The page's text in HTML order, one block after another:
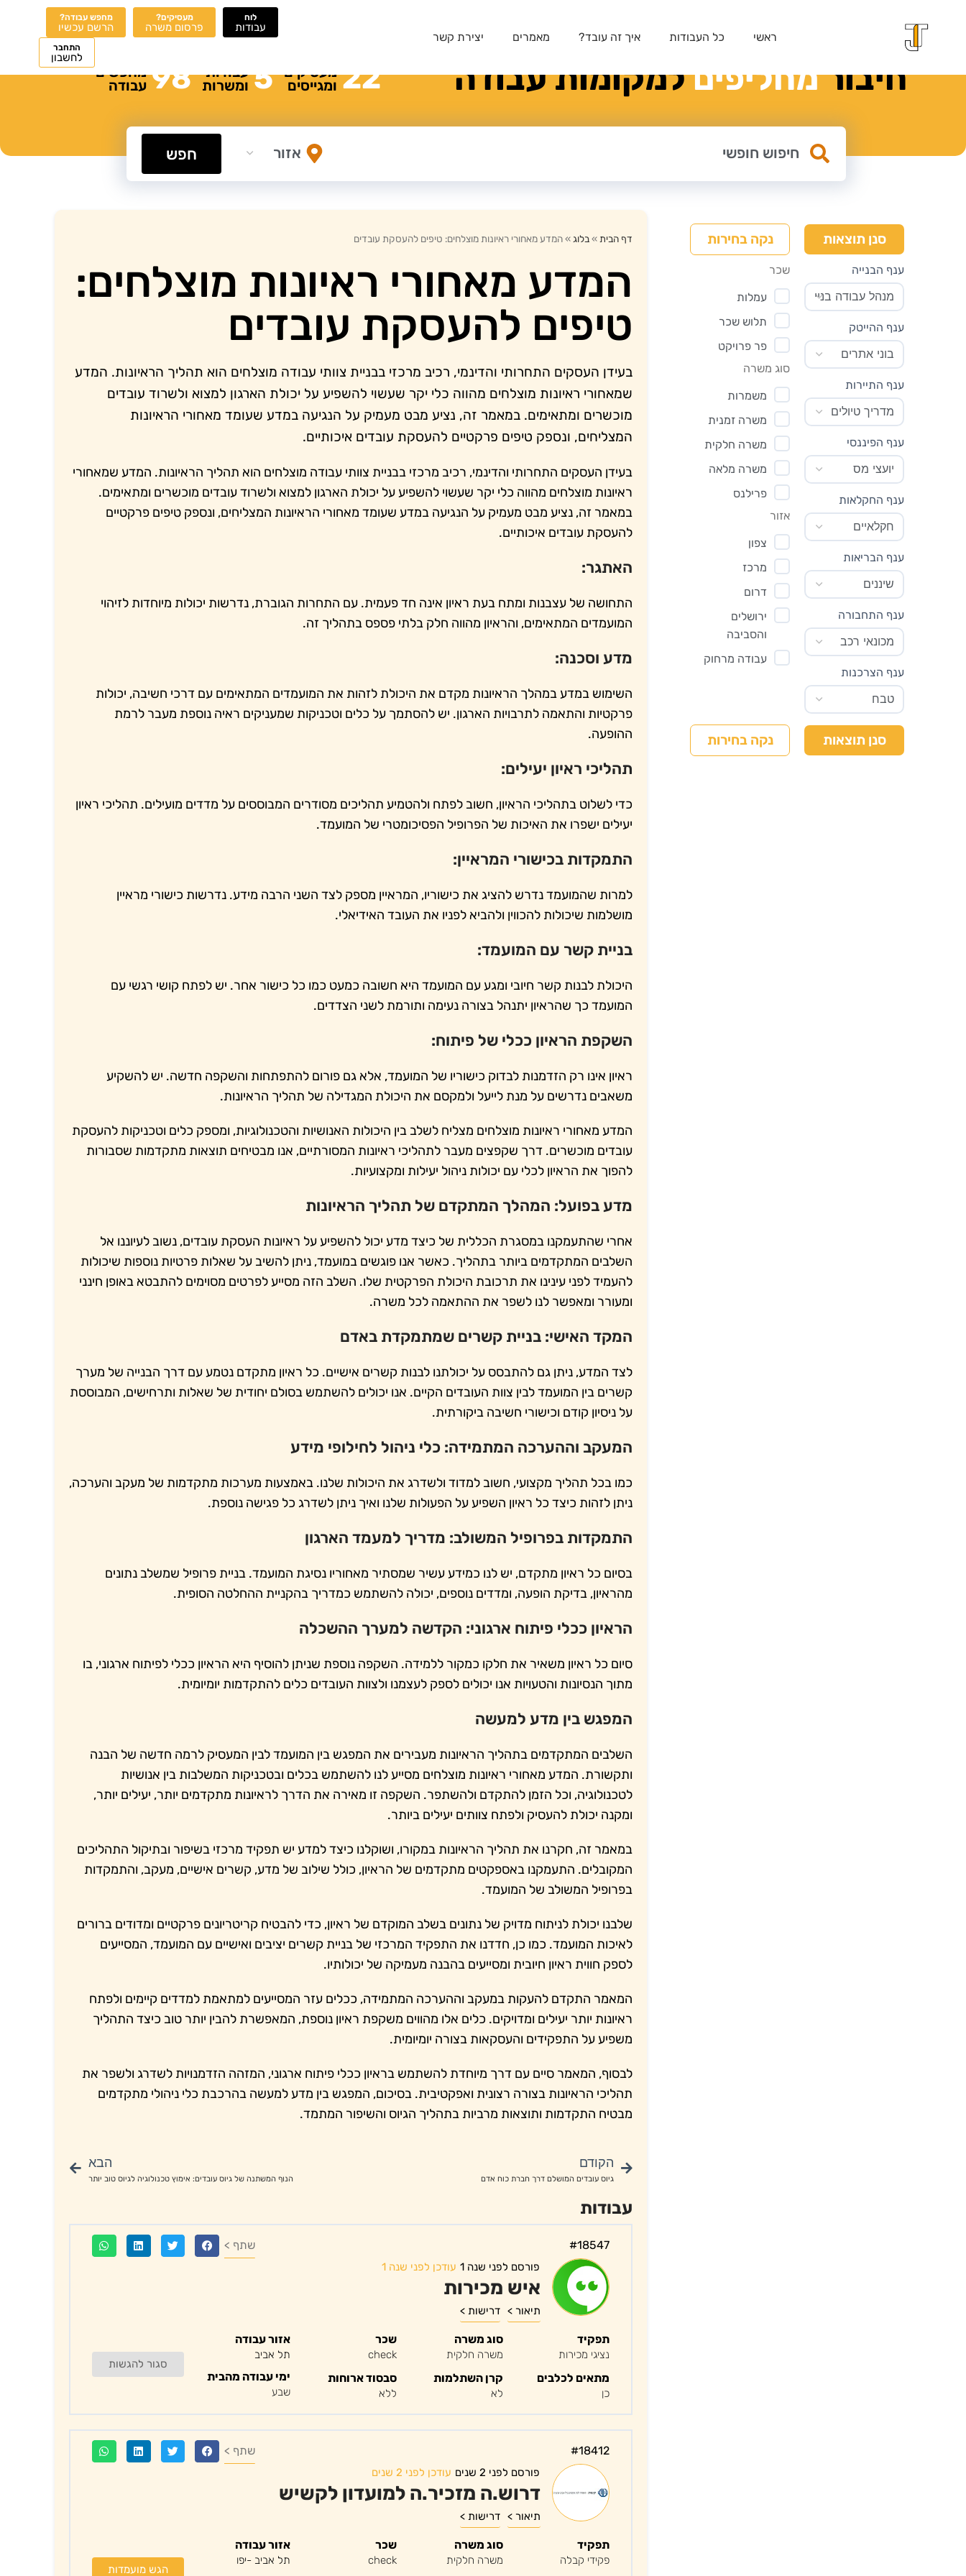
ראשי כל העבודות איך זה עובד? מאמרים יצירת קשר
לוח
עבודות
מעסיקים?
פרסום משרה
מחפש עבודה?
הרשם עכשיו
התחבר
לחשבון חיבורמחליפיםלמקומותעבודה 22 מעסיקים
ומגייסים 5 עבודות
ומשרות 98 מחפשים
עבודה
חפש
סנן תוצאות נקה בחירות
ענף הבנייה
ענף ההייטק
ענף התיירות
ענף הפיננסי
ענף החקלאות
ענף הבריאות
ענף התחבורה
ענף הצרכנות
שכר
עמלות
תלוש שכר
פר פרויקט
סוג משרה
משמרות
משרה זמנית
משרה חלקית
משרה מלאה
פרילנס
אזור
צפון
מרכז
דרום
ירושלים
והסביבה
עבודה מרחוק
סנן תוצאות נקה בחירות
דף הבית »בלוג »המדע מאחורי ראיונות מוצלחים: טיפים להעסקת עובדים
המדע מאחורי ראיונות מוצלחים:
טיפים להעסקת עובדים
בעידן העסקים התחרותי והדינמי, רכיב מרכזי בבניית צוותי עבודה מוצלחים הוא תהליך הראיונות. המדע
שמאחורי ראיונות מוצלחים מהווה כלי יקר שעשוי להשפיע על יכולת הארגון למצוא ולשרוד עובדים
מוכשרים ומתאימים. במאמר זה, נציע מבט מעמיק על הנגיעה במדע שעומד מאחורי הראיונות
המצליחים, ונספק טיפים פרקטיים להעסקת עובדים איכותיים.
בעידן העסקים התחרותי והדינמי, רכיב מרכזי בבניית צוותי עבודה מוצלחים הוא תהליך הראיונות. המדע שמאחורי
ראיונות מוצלחים מהווה כלי יקר שעשוי להשפיע על יכולת הארגון למצוא ולשרוד עובדים מוכשרים ומתאימים.
במאמר זה, נציע מבט מעמיק על הנגיעה במדע שעומד מאחורי הראיונות המצליחים, ונספק טיפים פרקטיים
להעסקת עובדים איכותיים.
האתגר:
התחושה של עצבנות ומתח בעת ראיון אינה חד פעמית. עם התחרות הגוברת, נדרשות יכולות מיוחדות לזיהוי
המועמדים המתאימים, והראיון מהווה חלק בלתי פספס בתהליך זה.
מדע וסכנה:
השימוש במדע במהלך הראיונות מקדם את היכולת לזהות את המועמדים המתאימים עם דרכי חשיבה, יכולות
פרקטיות והתאמה לתרבויות הארגון. יש להסתמך על כלים וטכניקות שמעניקים ראיה נוספת מעבר לרמת
ההופעה.
תהליכי ראיון יעילים:
כדי לשלוט בתהליכי הראיון, חשוב לפתח ולהטמיע תהליכים מסודרים המבוססים על מדדים מועילים. תהליכי ראיון
יעילים ישפרו את האיכות של הפרופיל הפסיכומטרי של המועמד.
התמקדות בכישורי המראיין:
למרות שהמועמד נדרש להציג את כישוריו, המראיין מספק לצד השני הרבה מידע. נדרשות כישורי מראיין
מושלמות שיכולות להכווין ולהביא לפניו את העובד האידיאלי.
בניית קשר עם המועמד:
היכולת לבנות קשר חיובי ומגע עם המועמד היא חשובה כמעט כמו כל כישור אחר. יש לפתח קושי רגשי עם
המועמד כך שהראיון יתנהל בצורה נעימה ותורמת לשני הצדדים.
השקפת הראיון ככלי של פיתוח:
ראיון אינו רק הזדמנות לבדוק כישוריו של המועמד, אלא גם פורום להתפתחות והשקפה חדשה. יש להשקיע
משאבים נדרשים על מנת לייעל ולמקסם את היכולת המגדילה של תהליך הראיונות.
המדע מאחורי ראיונות מוצלחים מצליח לשלב בין היכולות האנושיות והטכנולוגיות, ומספק כלים וטכניקות להעסקת
עובדים מוכשרים. דרך שקפצים מעבר לתהליכי ראיונות המסורתיים, אנו מבטיחים תוצאות מתקדמות שסבורות
להפוך את הראיון לכלי עם יכולות ניהול יעילות ומקצועיות.
מדע בפועל: המהלך המתקדם של תהליך הראיונות
אחרי שהתעמקנו במסגרת הכללית של כיצד מדע יכול להשפיע על ראיונות העסקת עובדים, נשוב לעיוננו אל
השלבים המתקדמים ביותר בתהליך. כאשר אנו פוגשים במועמד, ניתן להשיב על שאלות פרטיות נוספות שיכולות
להעמיד לפני עינינו את תרכובת היכולת הפרקטית שלו. השלב הזה מסייע לפרטים מסוימים להתבטא באופן חינני
ומעורר ומאפשר לנו לשפר את ההתאמה לכל משרה.
המקד האישי: בניית קשרים שמתמקדת באדם
לצד המדע, ניתן גם להתבסס על יכולתנו לבנות קשרים אישיים. כל ראיון מתקדם נטמע עם דרך הבנייה של מערך
קשרים בין המועמד לבין צוות העובדים הקיים. אנו יכולים להשתמש בסולם יחודית של שאלות ותרחישים, המבוססת
על ניסיון קודם וכישורי חשיבה ביקורתית.
המעקב וההערכה המתמידה: כלי ניהול לחילופי מידע
כמו בכל תהליך מקצועי, חשוב למדוד ולשדרג את היכולות שלנו. באמצעות מערכות מתקדמות של מעקב והערכה,
ניתן לזהות כיצד כל ראיון השפיע על הפעולות שלנו ואיך ניתן לשדרג כל פגישה נוספת.
התמקדות בפרופיל המשולב: מדריך למעמד הארגון
בסיום כל ראיון מתקדם, יש לנו כמידע עשיר שמסתיר מאחוריו נסיגת המועמד. בניית פרופיל שמשלב נתונים
מהראיון, בדיקת הופעה, ומדדים נוספים, יכולה להשתמש כמדריך בהקניית ההחלטה הסופית.
הראיון ככלי פיתוח ארגוני: הקדשה למערך ההשכלה
סיום כל ראיון משאיר את חלקו כמקור ללמידה. השקפה נוספת שניתן להוסיף היא הראיון ככלי לפיתוח ארגוני, בו
מתוך הנסיונות והטעויות אנו יכולים לספק לעצמנו ולצוות העובדים כלים להתקדמות יומיומית.
המפגש בין מדע למעשה
השלבים המתקדמים בתהליך הראיונות מעבירים את המפגש בין המועמד לבין המעסיק לרמה חדשה של הבנה
ותקשורת. המדע מאחורי ראיונות מוצלחים מסייע לנו להשתמש בכלים ובטכניקות המשלבות בין אנושיות
לטכנולוגיה, וכל הזמן להתקדם ולהשתפר. השקפה זו מאירה את הדרך לראיונות מתקדמים יותר, יעילים יותר,
ומקנה יכולת להעסיק ולפתח צוותים יעילים ביותר.
במאמר זה, חקרנו את תהליך הראיונות במקורו, ושוקלנו כיצד למדע יש תפקיד מרכזי בשיפור ובתיקול התהליכים
המקובלים. התעמקנו באספקטים מתקדמים של הראיון, כולל שילוב של מדע, קשרים אישיים, מעקב, והתמקדות
בפרופיל המשולב של המועמד.
שלבנו יכולת לניתוח מדויק של נתונים בשלב המוקדם של ראיון, כדי להבטיח קריטריונים פרקטיים ומדודים ברורים
לאיכות המועמד. כמו כן, חדדנו את התפקיד המרכזי של בניית קשרים יציבים ואישיים עם המועמד, המסייעים
לספק חווית ראיון חיובית ומסייעים בהבנה מעמיקה של יכולותיו.
המאמר התקדם להעקות במעקב וההערכה המתמידה, ככלים עזר המסייעים למתאמת למדדים קיימים ולפתח
ראיונות יותר יעילים ומדויקים. כלים אלו מהווים משקפת ראיון נוספת, המאפשרת להבין יותר טוב כיצד התהליך
משפיע על התפקידים והעסקאות בצורה יומיומית.
לבסוף, המאמר סיים עם דרך מיוחדת להשתמש בראיון ככלי פיתוח ארגוני, המזהה הזדמנויות לשדרג ולשפר את
תהליכי הראיונות בצורה רצונית ואפקטיבית. בסיכום, המפגש בין מדע למעשה בהרכבת כלי ניהולי מתקדמים
מבטיח התקדמות ותוצאות מרביות בתהליך הגיוס והשיפור המתמד.
הקודם
גיוס עובדים המושלם דרך חברת כוח אדם
הבא
הנוף המשתנה של גיוס עובדים: אימוץ טכנולוגיה לגיוס טוב יותר
עבודות
#18547 שתף >
פורסם לפני שנה 1 עודכן לפני שנה 1
איש מכירות
תיאור > דרישות >
תפקיד
נציגי מכירות
מתאים לכלבים
כן
סוג משרה
משרה חלקית
קרן השתלמות
לא
שכר
check
סבסוד ארוחות
ללא
אזור עבודה
תל אביב
ימי עבודה מהבית
שבע
סגור להגשות
#18412 שתף >
פורסם לפני 2 שנים עודכן לפני 2 שנים
דרוש.ה מזכיר.ה למועדון לקשיש
תיאור > דרישות >
תפקיד
פקידי קבלה
סוג משרה
משרה חלקית
שכר
check
אזור עבודה
תל אביב -יפו
הגש מועמדות